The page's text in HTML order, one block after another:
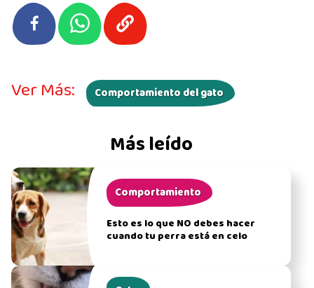
Más leído
Comportamiento
Esto es lo que NO debes hacer
cuando tu perra está en celo
Ver Más: Comportamiento del gato